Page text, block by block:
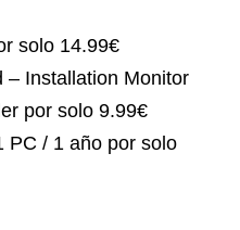
solo 14.99€
– Installation Monitor
por solo 9.99€
PC / 1 año por solo